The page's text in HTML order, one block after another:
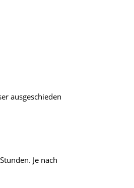
ausgeschieden
Je nach